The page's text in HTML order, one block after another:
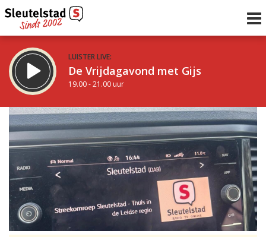
LUISTER LIVE:
De Vrijdagavond met Gijs
19.00 - 21.00 uur
STRAKS:
De avond van Sleutelstad
21.00 - 0.00 uur
Vorig uur
uur 1 van 0 Volgend uur